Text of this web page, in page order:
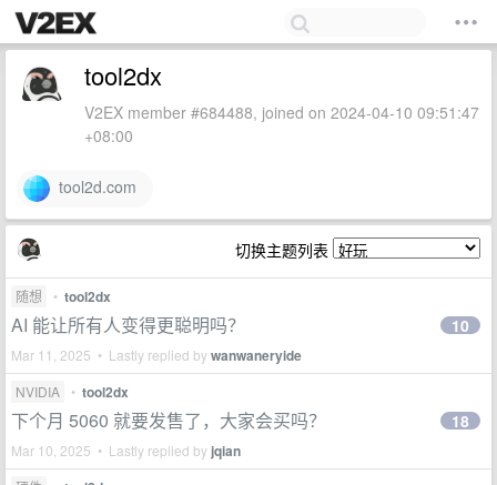
tool2dx
V2EX member #684488, joined on 2024-04-10 09:51:47
+08:00
tool2d.com
切换主题列表
随想 • tool2dx
AI 能让所有人变得更聪明吗？
Mar 11, 2025 • Lastly replied bywanwaneryide
10
NVIDIA • tool2dx
下个月 5060 就要发售了，大家会买吗？
Mar 10, 2025 • Lastly replied by jqian
18